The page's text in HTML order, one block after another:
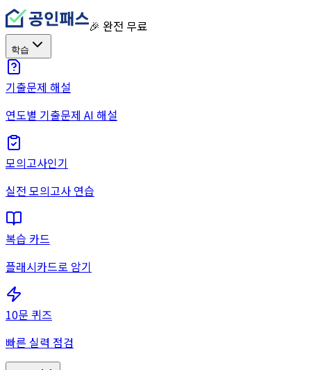
🎉 완전 무료
학습
기출문제 해설
연도별 기출문제 AI 해설
모의고사인기
실전 모의고사 연습
복습 카드
플래시카드로 암기
10문 퀴즈
빠른 실력 점검